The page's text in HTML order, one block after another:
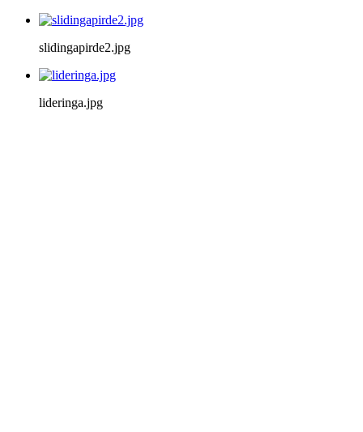
slidingapirde2.jpg
lideringa.jpg